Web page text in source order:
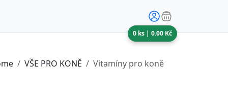
0ks | 0.00Kč
VŠE PRO KONĚ Vitamíny pro koně